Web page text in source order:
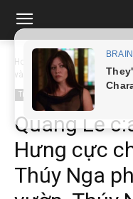
Home Tin tức
vào...
Tin tức
Quang Lê
Hưng cực
Thúy Nga